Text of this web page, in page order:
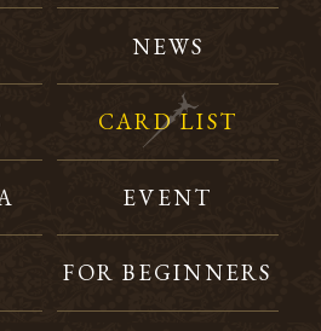
NEWS
CARD LIST
EVENT
FOR BEGINNERS